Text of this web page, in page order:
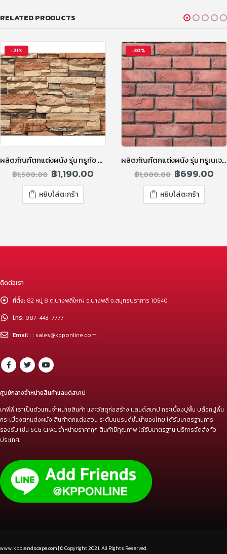
RELATED PRODUCTS
-21%
ผลิตภัณฑ์ตกแต่งผนัง รุ่น ทรูทัช ทูโทน สีทริปเปิ้ลบราวน์
฿1,500.00 ฿1,190.00
หยิบใส่ตะกร้า
-30%
ผลิตภัณฑ์ตกแต่งผนัง รุ่น ทรูเนเจอร์ โอลด์บริค สีส้ม
฿1,000.00 ฿699.00
หยิบใส่ตะกร้า
ติดต่อเรา
ที่ตั้ง: 82 หมู่ 8 ต.บางพลีใหญ่ อ.บางพลี จ.สมุทรปราการ 10540
โทร: 087-443-7777
Email : : sales@kpponline.com
ศูนย์กลางจำหน่ายสินค้าแลนด์สเคป
เคพีพี เราเป็นตัวแทนจำหน่ายสินค้า และวัสดุก่อสร้าง แลนด์สเคป กระเบื้องปูพื้น บล็อกปูพื้น
กระเบื้องตกแต่งผนัง สินค้าตกแต่งสวน ระดับแบรนด์ชั้นนำของไทย ได้รับมาตรฐานการ
รองรับ เช่น SCG CPAC จำหน่ายราคาถูก สินค้ามีคุณภาพ ได้รับมาตรฐาน บริการจัดส่งทั่ว
ประเทศ.
www.kpplandscape.com | © Copyright 2021. All Rights Reserved.